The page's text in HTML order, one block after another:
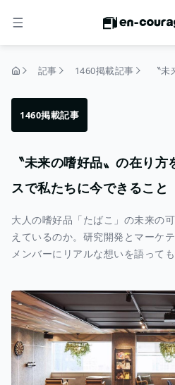
メニュー
記事 1460掲載記事
1460掲載記事
〝未来の嗜好品〟の在り
スで私たちに今できること
大人の嗜好品「たばこ」の未来の
えているのか。研究開発とマーケ
メンバーにリアルな想いを語っても